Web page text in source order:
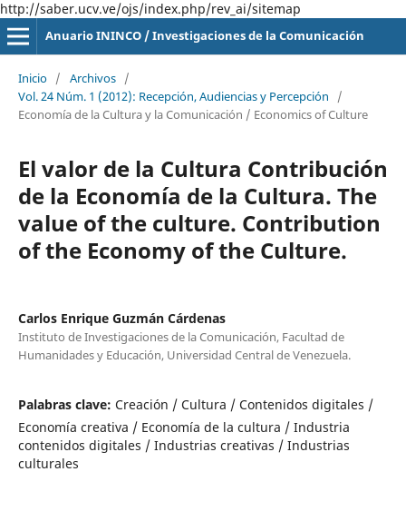
http://saber.ucv.ve/ojs/index.php/rev_ai/sitemap
Anuario ININCO / Investigaciones de la Comunicación
Inicio / Archivos /
Vol. 24 Núm. 1 (2012): Recepción, Audiencias y Percepción
/
Economía de la Cultura y la Comunicación / Economics of Culture
El valor de la Cultura Contribución
de la Economía de la Cultura. The
value of the culture. Contribution
of the Economy of the Culture.
Carlos Enrique Guzmán Cárdenas
Instituto de Investigaciones de la Comunicación, Facultad de
Humanidades y Educación, Universidad Central de Venezuela.
Palabras clave: Creación / Cultura / Contenidos digitales /
Economía creativa / Economía de la cultura / Industria
contenidos digitales / Industrias creativas / Industrias
culturales